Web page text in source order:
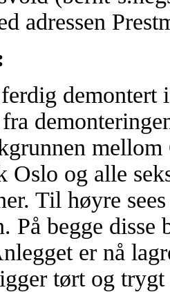
adressen
demontert
Oslo og alle
Til høyre
På begge disse
er nå
tørt og